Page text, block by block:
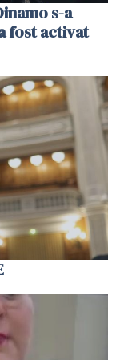
s-a
fost activat